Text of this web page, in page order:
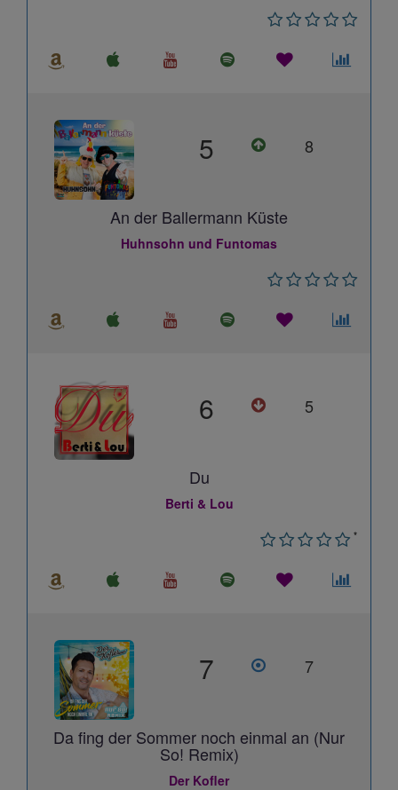
5 8
An der Ballermann Küste
Huhnsohn und Funtomas
6 5
Du
Berti & Lou
*
7 7
Da fing der Sommer noch einmal an (Nur
So! Remix)
Der Kofler